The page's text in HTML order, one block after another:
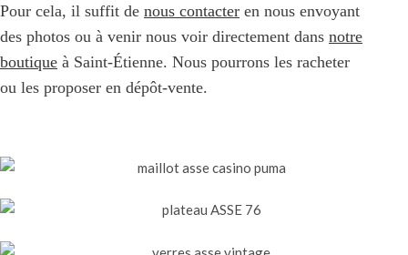
Pour cela, il suffit de nous contacter en nous envoyant
des photos ou à venir nous voir directement dans notre
boutique à Saint-Étienne. Nous pourrons les racheter
ou les proposer en dépôt-vente.